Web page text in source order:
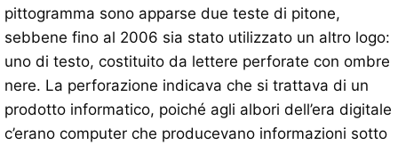
pittogramma sono apparse due teste di pitone,
sebbene fino al 2006 sia stato utilizzato un altro logo:
uno di testo, costituito da lettere perforate con ombre
nere. La perforazione indicava che si trattava di un
prodotto informatico, poiché agli albori dell’era digitale
c’erano computer che producevano informazioni sotto